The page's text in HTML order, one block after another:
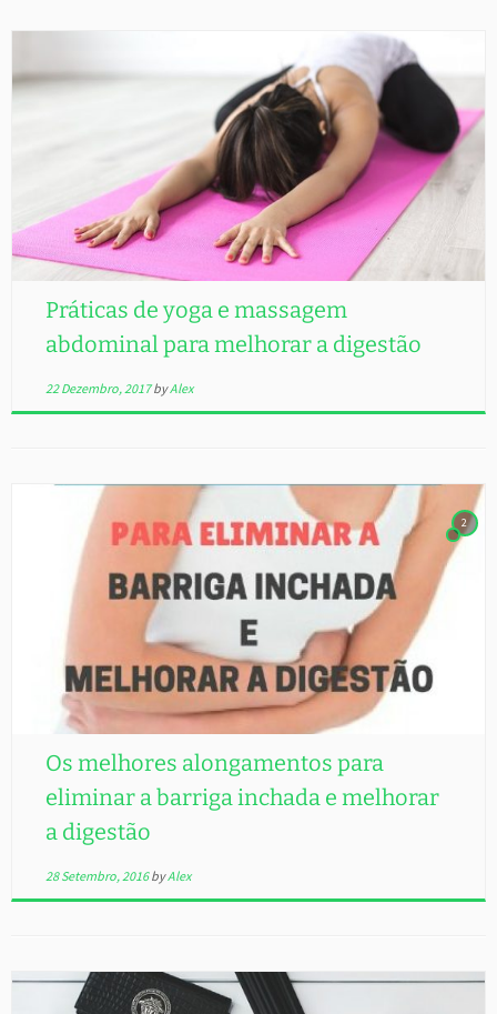
Práticas de yoga e massagem
abdominal para melhorar a digestão
22 Dezembro, 2017byAlex
2
Os melhores alongamentos para
eliminar a barriga inchada e melhorar
a digestão
28 Setembro, 2016 byAlex